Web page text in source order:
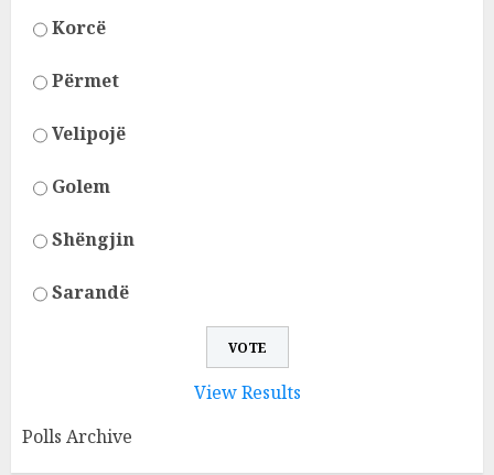
Korcë
Përmet
Velipojë
Golem
Shëngjin
Sarandë
View Results
Polls Archive